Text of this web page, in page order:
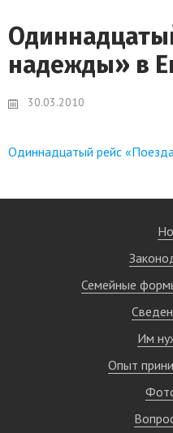
надежды» в
30.03.2010
Одиннадцатый рейс
Семейные
Им
Опыт